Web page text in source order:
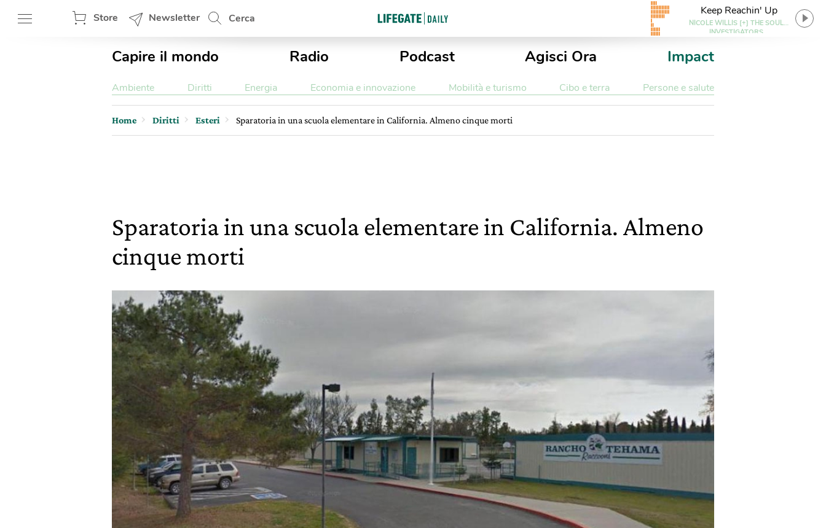
Store Newsletter Cerca
Keep Reachin' Up
NICOLE WILLIS [+] THE SOUL
INVESTIGATORS
Capire il mondo Radio Podcast Agisci Ora Impact
Ambiente Diritti Energia Economia e innovazione Mobilità e turismo Cibo e terra Persone e salute
Home Diritti Esteri Sparatoria in una scuola elementare in California. Almeno cinque morti
Sparatoria in una scuola elementare in California. Almeno
cinque morti